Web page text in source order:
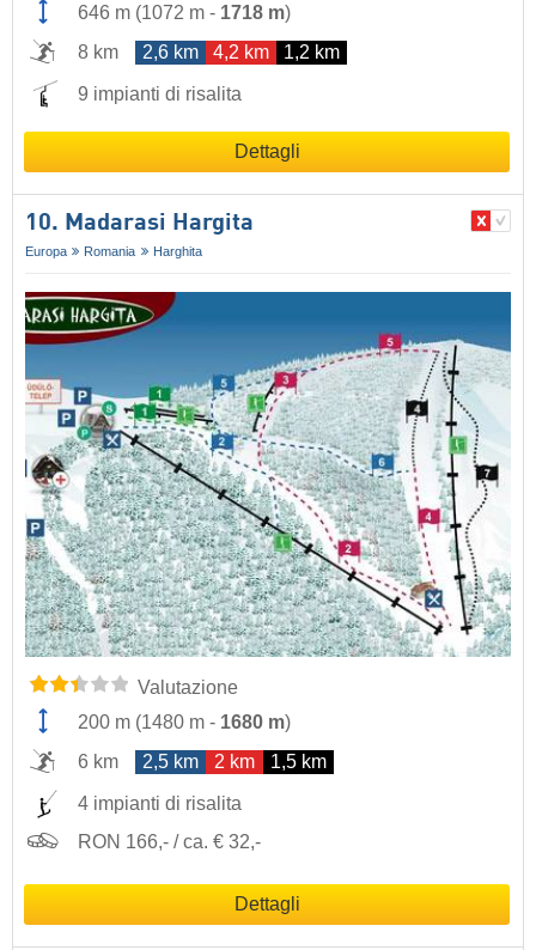
646 m (1072 m - 1718 m)
8 km
2,6 km 4,2 km 1,2 km
9 impianti di risalita
Dettagli
10. Madarasi Hargita
Europa Romania Harghita
Valutazione
200 m (1480 m - 1680 m)
6 km
2,5 km 2 km 1,5 km
4 impianti di risalita
RON 166,- / ca. € 32,-
Dettagli